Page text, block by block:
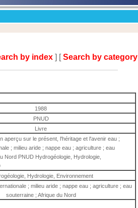
by index ] [Search by category
1988
PNUD
Livre
aperçu sur le présent, l'héritage et l'avenir eau ;
; milieu aride ; nappe eau ; agriculture ; eau
Nord PNUD Hydrogéologie, Hydrologie,
Hydrologie, Environnement
; milieu aride ; nappe eau ; agriculture ; eau
souterraine ; Afrique du Nord